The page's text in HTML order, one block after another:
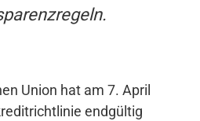
Union hat am 7. April
endgültig